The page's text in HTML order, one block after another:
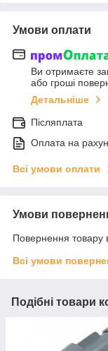
Умови оплати
Ви отримаєте
або гроші
Детальніше
Післяплата
Оплата на
Всі умови оплати
Умови
Повернення товару
Всі умови
Подібні товари